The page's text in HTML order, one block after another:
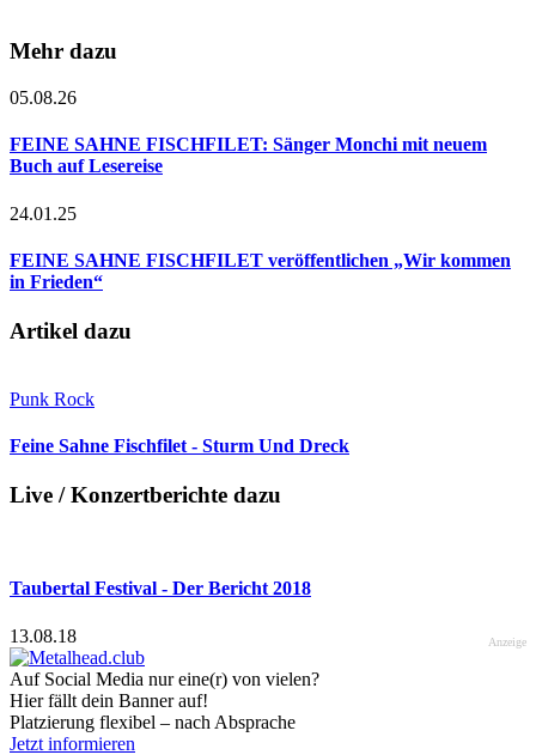
Mehr dazu
05.08.26
FEINE SAHNE FISCHFILET: Sänger Monchi mit neuem
Buch auf Lesereise
24.01.25
FEINE SAHNE FISCHFILET veröffentlichen „Wir kommen
in Frieden“
Artikel dazu
Punk Rock
Feine Sahne Fischfilet - Sturm Und Dreck
Live / Konzertberichte dazu
Taubertal Festival - Der Bericht 2018
13.08.18 Anzeige
Auf Social Media nur eine(r) von vielen?
Hier fällt dein Banner auf!
Platzierung flexibel – nach Absprache
Jetzt informieren